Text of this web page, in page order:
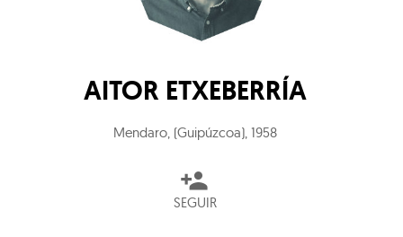
AITOR ETXEBERRÍA
Mendaro, (Guipúzcoa), 1958
SEGUIR